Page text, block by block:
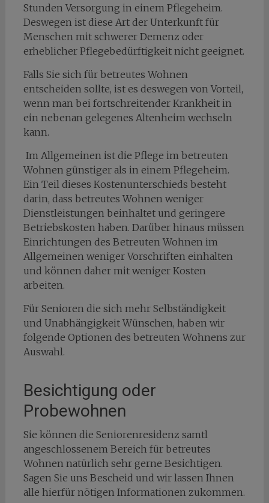
Stunden Versorgung in einem Pflegeheim.
Deswegen ist diese Art der Unterkunft für
Menschen mit schwerer Demenz oder
erheblicher Pflegebedürftigkeit nicht geeignet.
Falls Sie sich für betreutes Wohnen
entscheiden sollte, ist es deswegen von Vorteil,
wenn man bei fortschreitender Krankheit in
ein nebenan gelegenes Altenheim wechseln
kann.
Im Allgemeinen ist die Pflege im betreuten
Wohnen günstiger als in einem Pflegeheim.
Ein Teil dieses Kostenunterschieds besteht
darin, dass betreutes Wohnen weniger
Dienstleistungen beinhaltet und geringere
Betriebskosten haben. Darüber hinaus müssen
Einrichtungen des Betreuten Wohnen im
Allgemeinen weniger Vorschriften einhalten
und können daher mit weniger Kosten
arbeiten.
Für Senioren die sich mehr Selbständigkeit
und Unabhängigkeit Wünschen, haben wir
folgende Optionen des betreuten Wohnens zur
Auswahl.
Besichtigung oder
Probewohnen
Sie können die Seniorenresidenz samtl
angeschlossenem Bereich für betreutes
Wohnen natürlich sehr gerne Besichtigen.
Sagen Sie uns Bescheid und wir lassen Ihnen
alle hierfür nötigen Informationen zukommen.